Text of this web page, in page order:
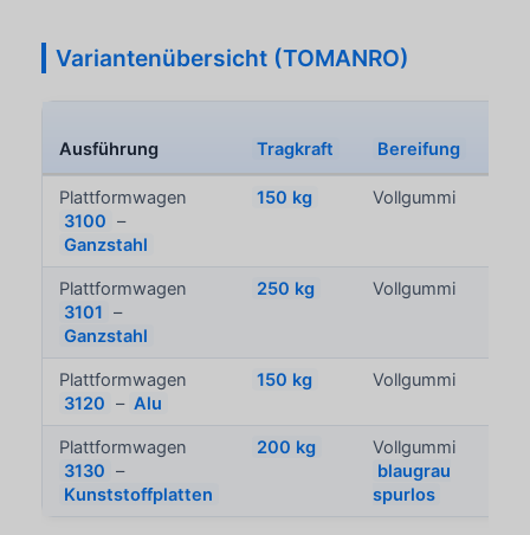
Variantenübersicht (TOMANRO)
Ausführung Tragkraft Bereifung
Plattformwagen
3100 –
Ganzstahl
150 kg Vollgummi
Plattformwagen
3101 –
Ganzstahl
250 kg Vollgummi
Plattformwagen
3120 – Alu
150 kg Vollgummi
Plattformwagen
3130 –
Kunststoffplatten
200 kg
Vollgummi
blaugrau
spurlos